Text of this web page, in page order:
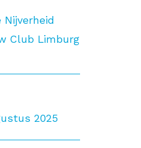
Nijverheid
Club Limburg
2025